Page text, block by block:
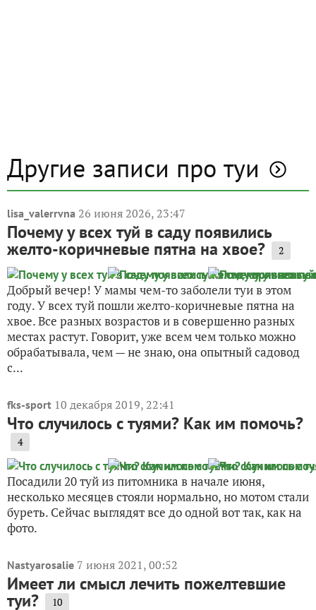
Другие записи про туи
lisa_valerrvna 26 июня 2026, 23:47
Почему у всех туй в саду появились
желто-коричневые пятна на хвое? 2
Добрый вечер! У мамы чем-то заболели туи в этом
году. У всех туй пошли желто-коричневые пятна на
хвое. Все разных возрастов и в совершенно разных
местах растут. Говорит, уже всем чем только можно
обрабатывала, чем — не знаю, она опытный садовод
с...
fks-sport 10 декабря 2019, 22:41
Что случилось с туями? Как им помочь?
4
Посадили 20 туй из питомника в начале июня,
несколько месяцев стояли нормально, но мотом стали
буреть. Сейчас выглядят все до одной вот так, как на
фото.
Nastyarosalie 7 июня 2021, 00:52
Имеет ли смысл лечить пожелтевшие
туи? 10